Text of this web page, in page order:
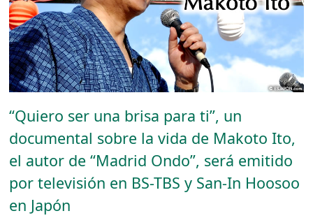
“Quiero ser una brisa para ti”, un
documental sobre la vida de Makoto Ito,
el autor de “Madrid Ondo”, será emitido
por televisión en BS-TBS y San-In Hoosoo
en Japón